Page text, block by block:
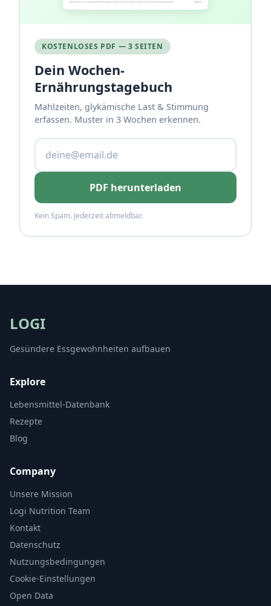
KOSTENLOSES PDF — 3 SEITEN
Dein Wochen-
Ernährungstagebuch
Mahlzeiten, glykämische Last & Stimmung
erfassen. Muster in 3 Wochen erkennen.
PDF herunterladen
Kein Spam. Jederzeit abmeldbar.
LOGI
Gesündere Essgewohnheiten aufbauen
Explore
Lebensmittel-Datenbank
Rezepte
Blog
Company
Unsere Mission
Logi Nutrition Team
Kontakt
Datenschutz
Nutzungsbedingungen
Cookie-Einstellungen
Open Data